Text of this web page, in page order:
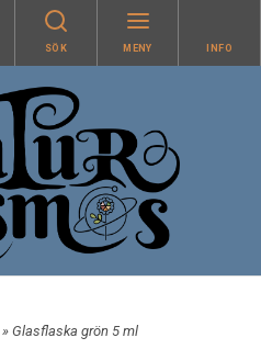
SÖK MENY INFO
» Glasflaska grön 5 ml